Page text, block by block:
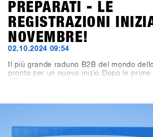
PREPARATI - LE
REGISTRAZIONI
NOVEMBRE!
02.10.2024 09:54
Il più grande raduno B2B del mondo
pronto per un nuovo inizio.Dopo le prime
l’offerta esclusiva early bird fino al 6
Hochfügen dal 19 al 21 gennaio e prova